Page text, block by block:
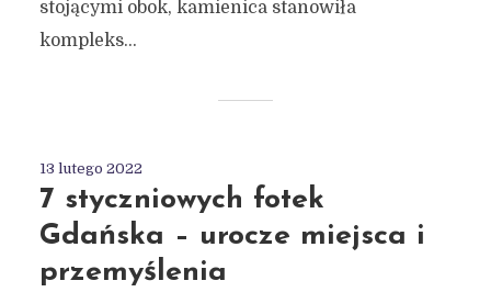
stojącymi obok, kamienica stanowiła
kompleks...
13 lutego 2022
7 styczniowych fotek
Gdańska – urocze miejsca i
przemyślenia